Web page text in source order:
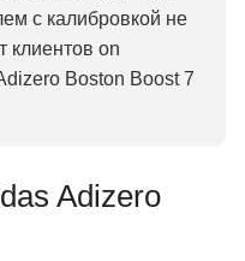
с калибровкой не
клиентов on
Boston Boost 7
Adizero